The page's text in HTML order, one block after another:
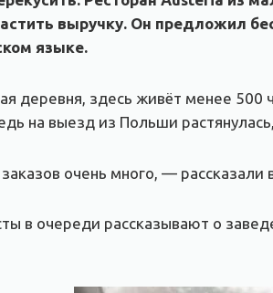
выручку. Он предложил
языке.
деревня, здесь живёт менее
на выезд из Польши
очень много, — рассказали
в очереди рассказывают о